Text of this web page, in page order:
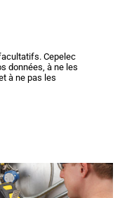
Cepelec
données, à ne les
à ne pas les